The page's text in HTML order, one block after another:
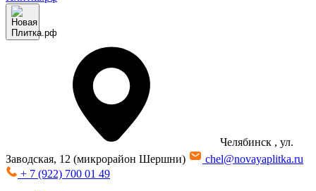
Челябинск , ул.
Заводская, 12 (микрорайон Шершни)
chel@novayaplitka.ru
+ 7 (922) 700 01 49